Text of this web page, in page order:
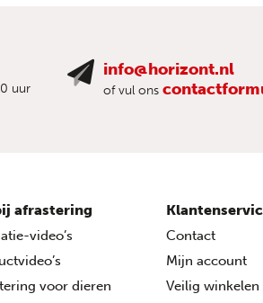
uur
info@horizont.nl
of vul ons
afrastering
video’s
voor dieren
Contact
Mijn account
Veilig winkelen